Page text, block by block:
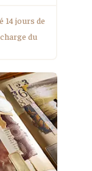
14 jours de
du